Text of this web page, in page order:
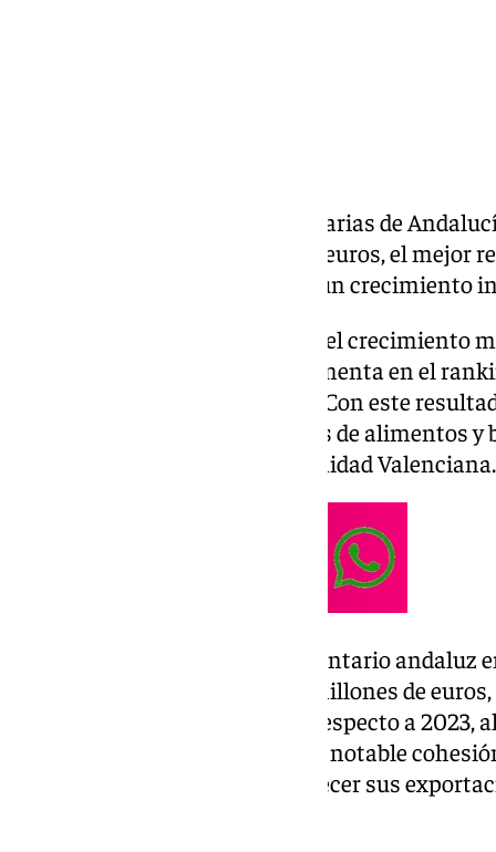
Las exportaciones agroalimentarias de
histórico de 15.700 millones de euros, el mejor
homologables (1995), gracias a un crecimiento
Esta cifra supera en 8,4 puntos el crecimiento
a la región como la que más aumenta en el
autónomas más exportadoras. Con este
de las exportaciones nacionales de alimentos
delante de Cataluña y la Comunidad Valenciana.
El impacto del sector agroalimentario andaluz
con un saldo positivo de 8.571 millones de
que descendieron un 3,3% con respecto a
Este récord refleja también una notable
provincias andaluzas vieron crecer sus